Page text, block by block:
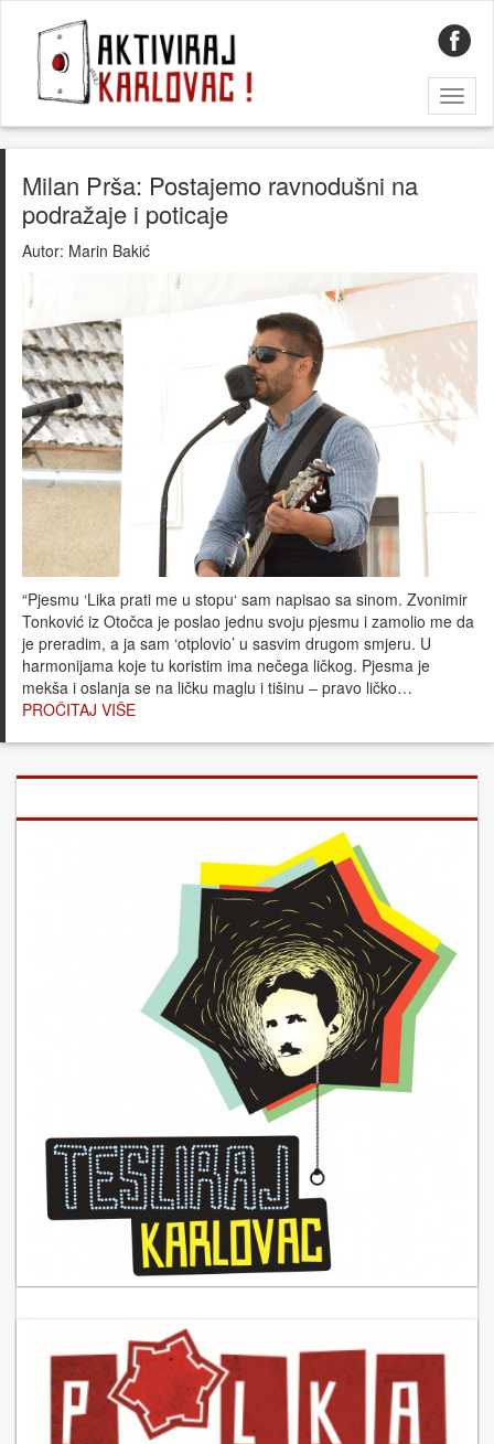
Milan Prša: Postajemo ravnodušni na
podražaje i poticaje
Autor: Marin Bakić
“Pjesmu ‘Lika prati me u stopu‘ sam napisao sa sinom. Zvonimir
Tonković iz Otočca je poslao jednu svoju pjesmu i zamolio me da
je preradim, a ja sam ‘otplovio’ u sasvim drugom smjeru. U
harmonijama koje tu koristim ima nečega ličkog. Pjesma je
mekša i oslanja se na ličku maglu i tišinu – pravo ličko…
PROČITAJ VIŠE